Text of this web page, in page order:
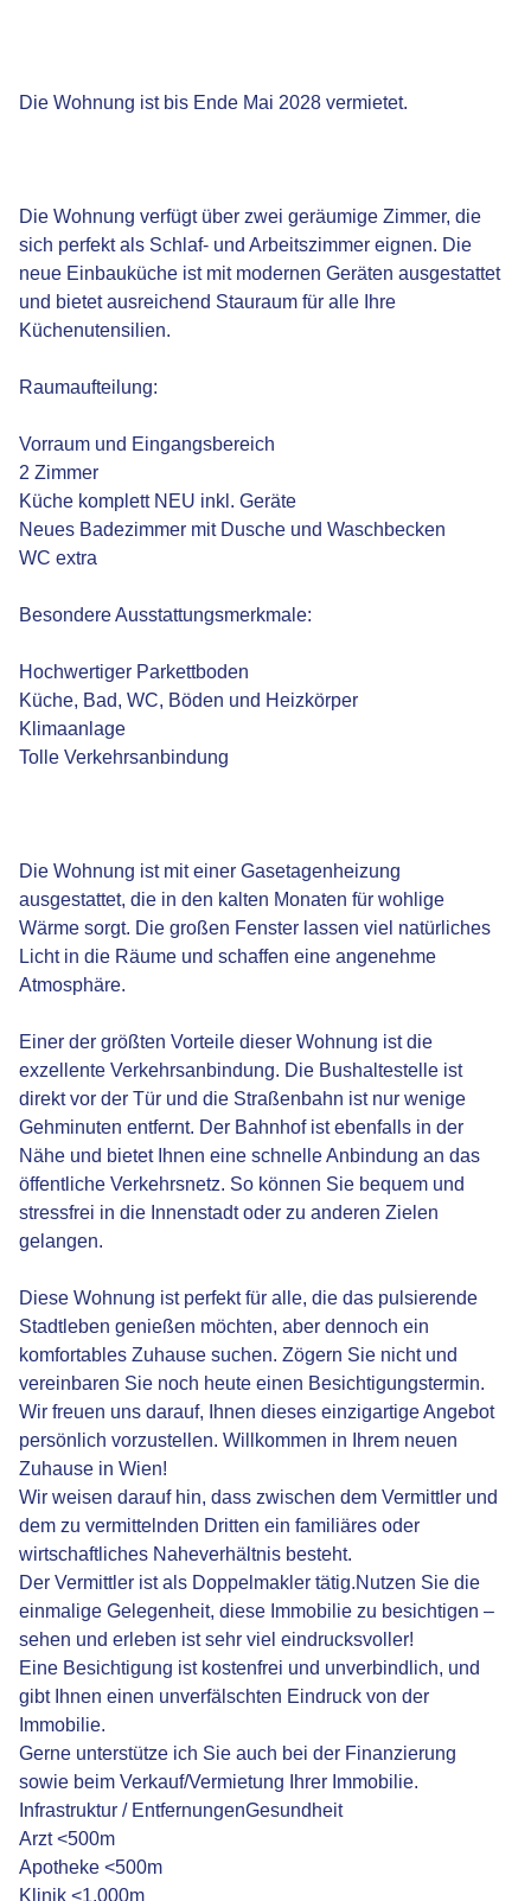
Die Wohnung ist bis Ende Mai 2028 vermietet.
Die Wohnung verfügt über zwei geräumige Zimmer, die
sich perfekt als Schlaf- und Arbeitszimmer eignen. Die
neue Einbauküche ist mit modernen Geräten ausgestattet
und bietet ausreichend Stauraum für alle Ihre
Küchenutensilien.
Raumaufteilung:
Vorraum und Eingangsbereich
2 Zimmer
Küche komplett NEU inkl. Geräte
Neues Badezimmer mit Dusche und Waschbecken
WC extra
Besondere Ausstattungsmerkmale:
Hochwertiger Parkettboden
Küche, Bad, WC, Böden und Heizkörper
Klimaanlage
Tolle Verkehrsanbindung
Die Wohnung ist mit einer Gasetagenheizung
ausgestattet, die in den kalten Monaten für wohlige
Wärme sorgt. Die großen Fenster lassen viel natürliches
Licht in die Räume und schaffen eine angenehme
Atmosphäre.
Einer der größten Vorteile dieser Wohnung ist die
exzellente Verkehrsanbindung. Die Bushaltestelle ist
direkt vor der Tür und die Straßenbahn ist nur wenige
Gehminuten entfernt. Der Bahnhof ist ebenfalls in der
Nähe und bietet Ihnen eine schnelle Anbindung an das
öffentliche Verkehrsnetz. So können Sie bequem und
stressfrei in die Innenstadt oder zu anderen Zielen
gelangen.
Diese Wohnung ist perfekt für alle, die das pulsierende
Stadtleben genießen möchten, aber dennoch ein
komfortables Zuhause suchen. Zögern Sie nicht und
vereinbaren Sie noch heute einen Besichtigungstermin.
Wir freuen uns darauf, Ihnen dieses einzigartige Angebot
persönlich vorzustellen. Willkommen in Ihrem neuen
Zuhause in Wien!
Wir weisen darauf hin, dass zwischen dem Vermittler und
dem zu vermittelnden Dritten ein familiäres oder
wirtschaftliches Naheverhältnis besteht.
Der Vermittler ist als Doppelmakler tätig.Nutzen Sie die
einmalige Gelegenheit, diese Immobilie zu besichtigen –
sehen und erleben ist sehr viel eindrucksvoller!
Eine Besichtigung ist kostenfrei und unverbindlich, und
gibt Ihnen einen unverfälschten Eindruck von der
Immobilie.
Gerne unterstütze ich Sie auch bei der Finanzierung
sowie beim Verkauf/Vermietung Ihrer Immobilie.
Infrastruktur / EntfernungenGesundheit
Arzt <500m
Apotheke <500m
Klinik <1.000m